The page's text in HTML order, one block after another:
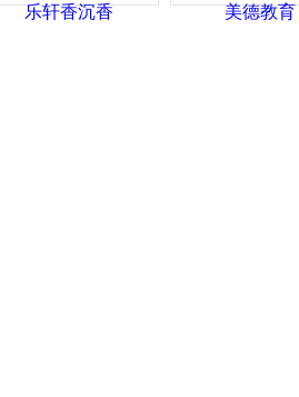
乐轩香沉香 美德教育